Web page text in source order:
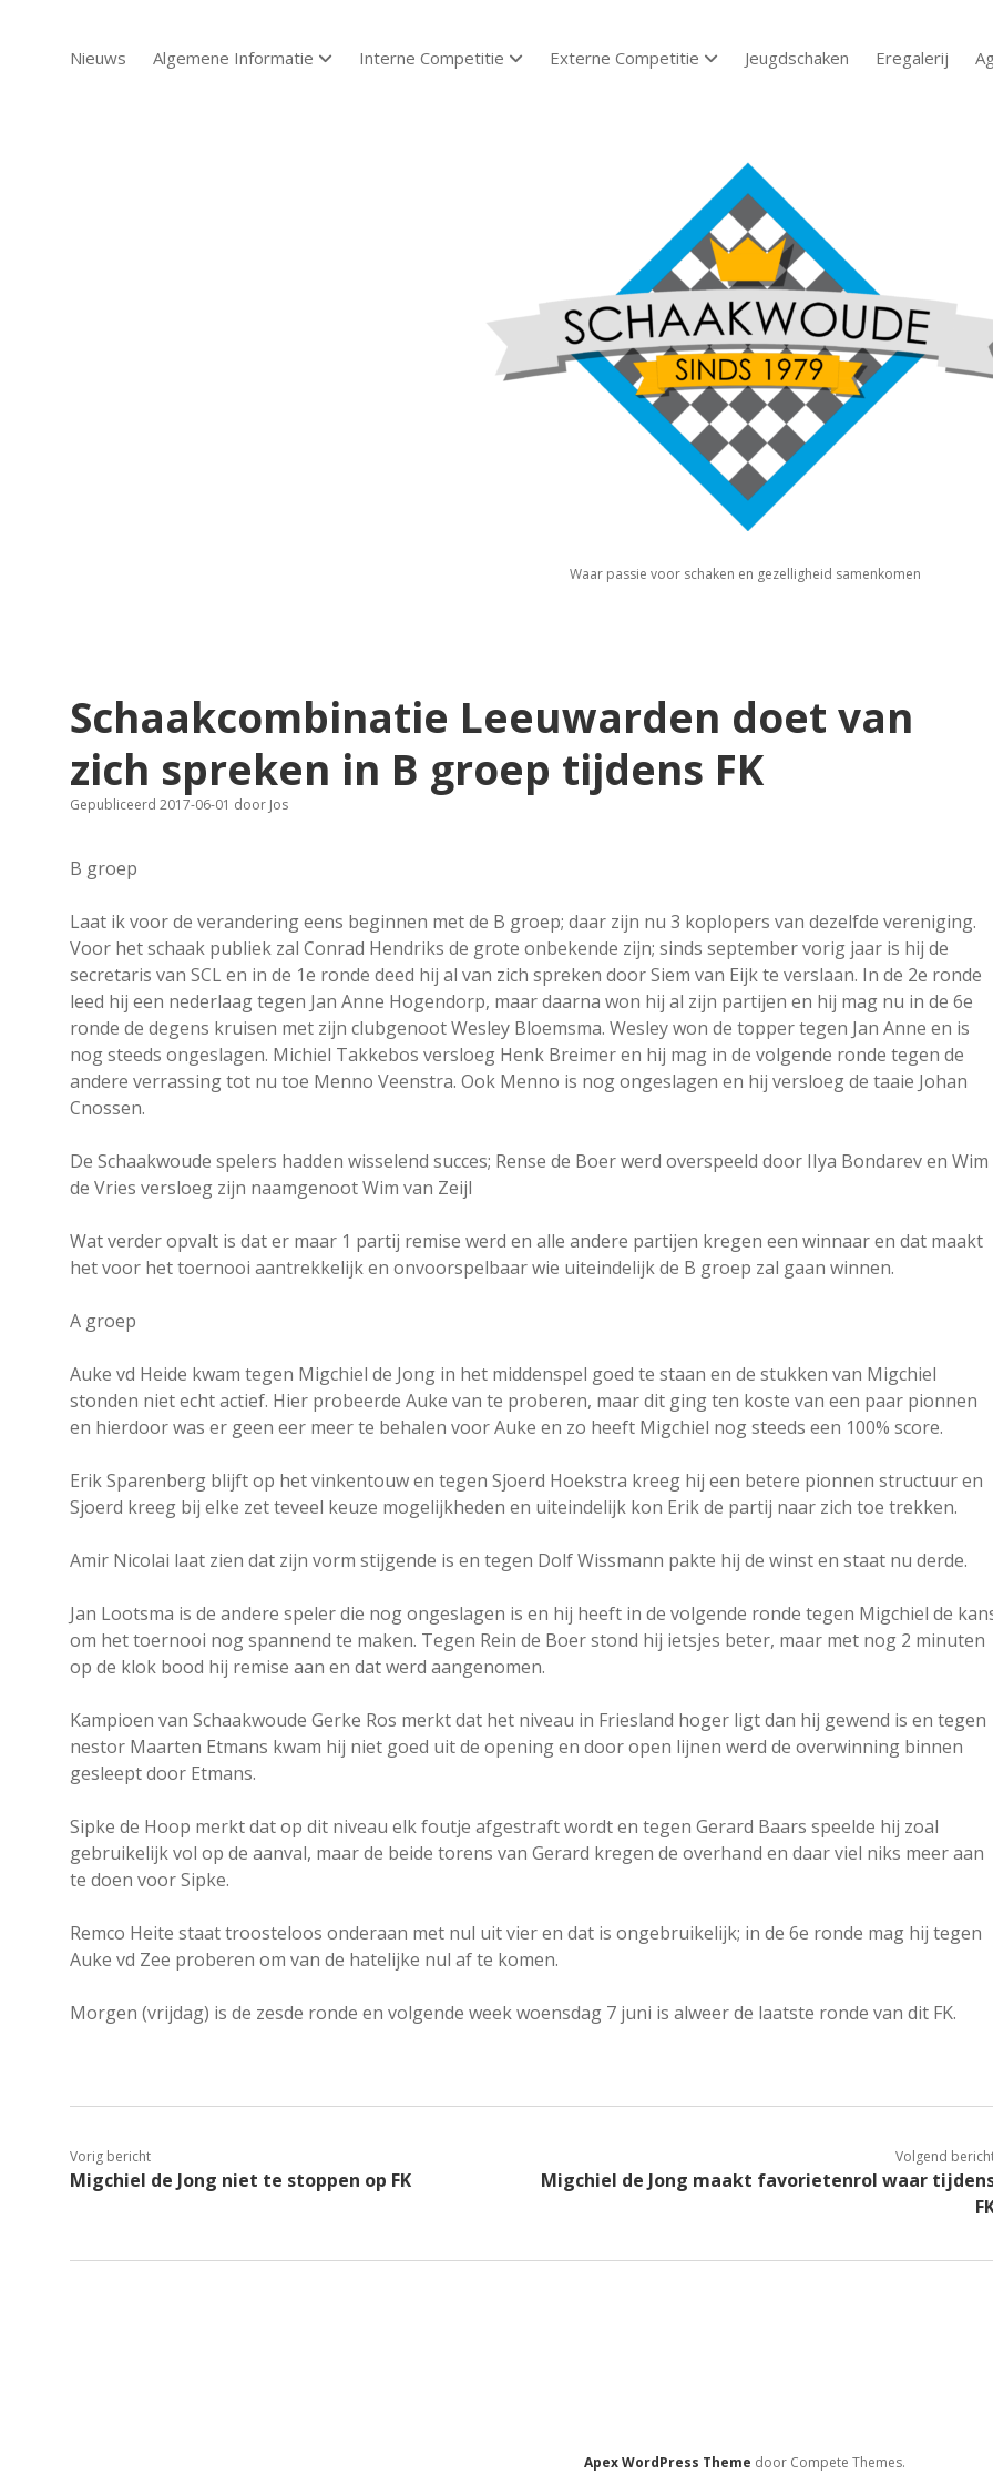
Nieuws Algemene Informatie open dropdown menu
Interne Competitie open dropdown menu
Externe Competitie open dropdown menu
Jeugdschaken Eregalerij
Schaakvereniging
Schaakwoude
Waar passie voor schaken en gezelligheid samenkomen
Schaakcombinatie Leeuwarden doet van
zich spreken in B groep tijdens FK
Gepubliceerd 2017-06-01 door Jos
B groep
Laat ik voor de verandering eens beginnen met de B groep; daar zijn nu 3 koplopers van dezelfde vereniging.
Voor het schaak publiek zal Conrad Hendriks de grote onbekende zijn; sinds september vorig jaar is hij de
secretaris van SCL en in de 1e ronde deed hij al van zich spreken door Siem van Eijk te verslaan. In de 2e ronde
leed hij een nederlaag tegen Jan Anne Hogendorp, maar daarna won hij al zijn partijen en hij mag nu in de 6e
ronde de degens kruisen met zijn clubgenoot Wesley Bloemsma. Wesley won de topper tegen Jan Anne en is
nog steeds ongeslagen. Michiel Takkebos versloeg Henk Breimer en hij mag in de volgende ronde tegen de
andere verrassing tot nu toe Menno Veenstra. Ook Menno is nog ongeslagen en hij versloeg de taaie Johan
Cnossen.
De Schaakwoude spelers hadden wisselend succes; Rense de Boer werd overspeeld door IIya Bondarev en Wim
de Vries versloeg zijn naamgenoot Wim van Zeijl
Wat verder opvalt is dat er maar 1 partij remise werd en alle andere partijen kregen een winnaar en dat maakt
het voor het toernooi aantrekkelijk en onvoorspelbaar wie uiteindelijk de B groep zal gaan winnen.
A groep
Auke vd Heide kwam tegen Migchiel de Jong in het middenspel goed te staan en de stukken van Migchiel
stonden niet echt actief. Hier probeerde Auke van te proberen, maar dit ging ten koste van een paar pionnen
en hierdoor was er geen eer meer te behalen voor Auke en zo heeft Migchiel nog steeds een 100% score.
Erik Sparenberg blijft op het vinkentouw en tegen Sjoerd Hoekstra kreeg hij een betere pionnen structuur en
Sjoerd kreeg bij elke zet teveel keuze mogelijkheden en uiteindelijk kon Erik de partij naar zich toe trekken.
Amir Nicolai laat zien dat zijn vorm stijgende is en tegen Dolf Wissmann pakte hij de winst en staat nu derde.
Jan Lootsma is de andere speler die nog ongeslagen is en hij heeft in de volgende ronde tegen Migchiel de
om het toernooi nog spannend te maken. Tegen Rein de Boer stond hij ietsjes beter, maar met nog 2 minuten
op de klok bood hij remise aan en dat werd aangenomen.
Kampioen van Schaakwoude Gerke Ros merkt dat het niveau in Friesland hoger ligt dan hij gewend is en tegen
nestor Maarten Etmans kwam hij niet goed uit de opening en door open lijnen werd de overwinning binnen
gesleept door Etmans.
Sipke de Hoop merkt dat op dit niveau elk foutje afgestraft wordt en tegen Gerard Baars speelde hij zoal
gebruikelijk vol op de aanval, maar de beide torens van Gerard kregen de overhand en daar viel niks meer aan
te doen voor Sipke.
Remco Heite staat troosteloos onderaan met nul uit vier en dat is ongebruikelijk; in de 6e ronde mag hij tegen
Auke vd Zee proberen om van de hatelijke nul af te komen.
Morgen (vrijdag) is de zesde ronde en volgende week woensdag 7 juni is alweer de laatste ronde van dit FK.
Vorig bericht
Migchiel de Jong niet te stoppen op FK
Volgend
Migchiel de Jong maakt favorietenrol waar
Apex WordPress Theme door Compete Themes.